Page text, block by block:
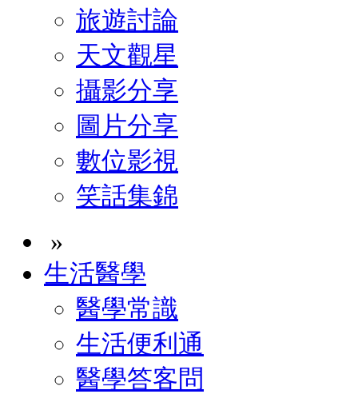
旅遊討論
天文觀星
攝影分享
圖片分享
數位影視
笑話集錦
»
生活醫學
醫學常識
生活便利通
醫學答客問